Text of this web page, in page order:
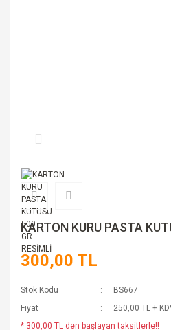
KARTON KURU PASTA
300,00 TL
Stok Kodu
BS667
Fiyat
250,00 TL +
* 300,00 TL den başlayan taksitlerle!!